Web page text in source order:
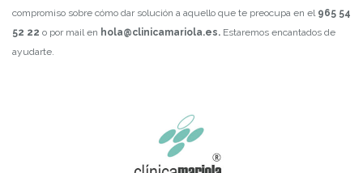
compromiso sobre cómo dar solución a aquello que te preocupa en el 965 54
52 22 o por mail en hola@clinicamariola.es. Estaremos encantados de
ayudarte.